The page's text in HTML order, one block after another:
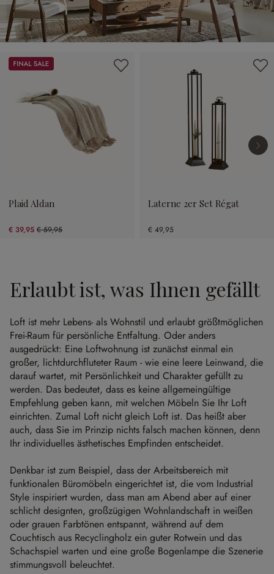
Produktgalerie überspringen
Sale
Plaid Aldan
€ 39,95 € 59,95
(33.36% gespart)
Laterne 2er Set Régat
€ 49,95
Erlaubt ist, was Ihnen gefällt
Loft ist mehr Lebens- als Wohnstil und erlaubt größtmöglichen
Frei-Raum für persönliche Entfaltung. Oder anders
ausgedrückt: Eine Loftwohnung ist zunächst einmal ein
großer, lichtdurchfluteter Raum - wie eine leere Leinwand, die
darauf wartet, mit Persönlichkeit und Charakter gefüllt zu
werden. Das bedeutet, dass es keine allgemeingültige
Empfehlung geben kann, mit welchen Möbeln Sie Ihr Loft
einrichten. Zumal Loft nicht gleich Loft ist. Das heißt aber
auch, dass Sie im Prinzip nichts falsch machen können, denn
Ihr individuelles ästhetisches Empfinden entscheidet.
Denkbar ist zum Beispiel, dass der Arbeitsbereich mit
funktionalen Büromöbeln eingerichtet ist, die vom Industrial
Style inspiriert wurden, dass man am Abend aber auf einer
schlicht designten, großzügigen Wohnlandschaft in weißen
oder grauen Farbtönen entspannt, während auf dem
Couchtisch aus Recyclingholz ein guter Rotwein und das
Schachspiel warten und eine große Bogenlampe die Szenerie
stimmungsvoll beleuchtet.